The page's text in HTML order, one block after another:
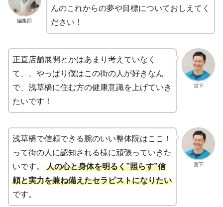
編集部
んのこれからの夢や目標についておしえてく
ださい！
宮下
正直店舗展開とかはあまり考えていなく
て、、やっぱり僕はこの街の人が好きなん
で、浅草橋に住む方の健康意識を上げていき
たいです！
宮下
浅草橋で信頼できる腕のいい整体院はここ！
って街の人に認知される様に頑張っていきた
いです。 人の心と身体を明るく”照らす”信
頼と実力を兼ね備えたセラピストになりたい
です。